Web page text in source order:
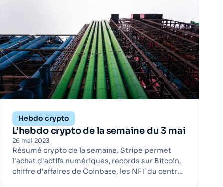
Hebdo crypto
L’hebdo crypto de la semaine du 3 mai
26 mai 2023
Résumé crypto de la semaine. Stripe permet
l'achat d'actifs numériques, records sur Bitcoin,
chiffre d'affaires de Coinbase, les NFT du centre